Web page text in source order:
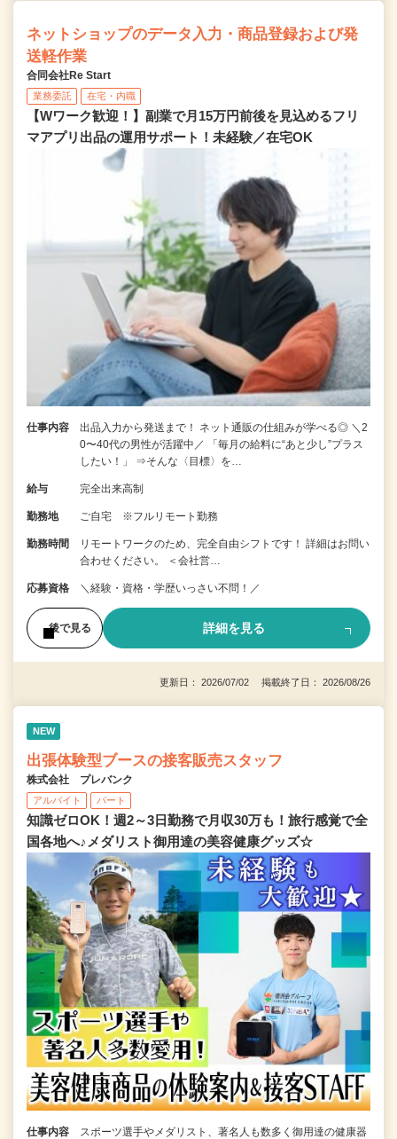
ネットショップのデータ入力・商品登録および発
送軽作業
合同会社Re Start
業務委託 在宅・内職
【Wワーク歓迎！】副業で月15万円前後を見込めるフリ
マアプリ出品の運用サポート！未経験／在宅OK
仕事内容
出品入力から発送まで！ ネット通販の仕組みが学べる◎ ＼2
0〜40代の男性が活躍中／ 「毎月の給料に“あと少し”プラス
したい！」 ⇒そんな〈目標〉を…
給与 完全出来高制
勤務地 ご自宅 ※フルリモート勤務
勤務時間
リモートワークのため、完全自由シフトです！ 詳細はお問い
合わせください。 ＜会社営…
応募資格 ＼経験・資格・学歴いっさい不問！／
後で見る 詳細を見る
更新日： 2026/07/02 掲載終了日： 2026/08/26
NEW
出張体験型ブースの接客販売スタッフ
株式会社 プレバンク
アルバイト パート
知識ゼロOK！週2～3日勤務で月収30万も！旅行感覚で全
国各地へ♪メダリスト御用達の美容健康グッズ☆
仕事内容
スポーツ選手やメダリスト、著名人も数多く御用達の健康器